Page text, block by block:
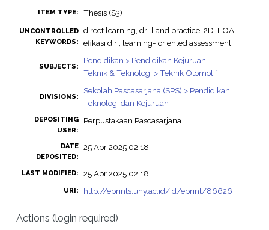
ITEM TYPE: Thesis (S3)
UNCONTROLLED
KEYWORDS:
direct learning, drill and practice, 2D-LOA,
efikasi diri, learning- oriented assessment
SUBJECTS:
Pendidikan > Pendidikan Kejuruan
Teknik & Teknologi > Teknik Otomotif
DIVISIONS:
Sekolah Pascasarjana (SPS) > Pendidikan
Teknologi dan Kejuruan
DEPOSITING
USER:
Perpustakaan Pascasarjana
DATE
DEPOSITED:
25 Apr 2025 02:18
LAST MODIFIED: 25 Apr 2025 02:18
URI: http://eprints.uny.ac.id/id/eprint/86626
Actions (login required)